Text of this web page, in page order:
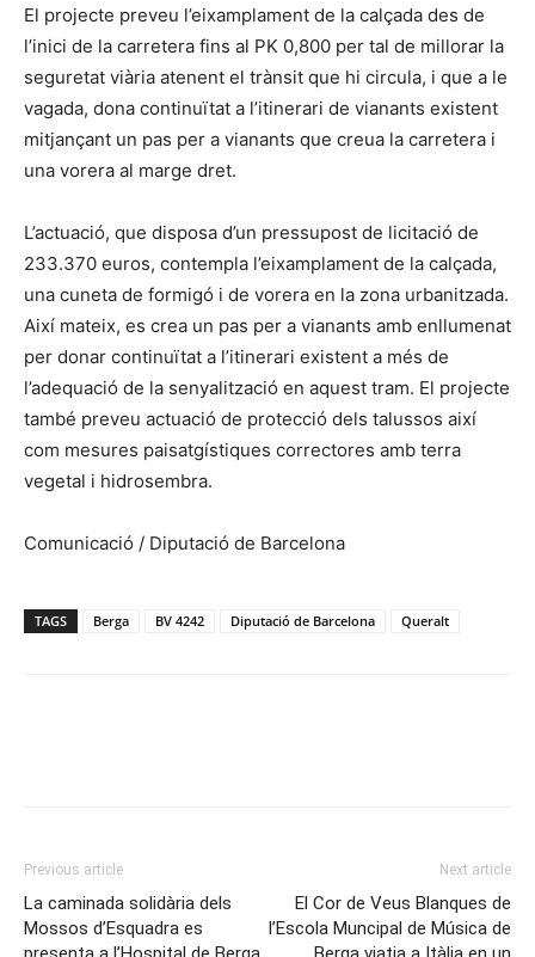
El projecte preveu l’eixamplament de la calçada des de
l’inici de la carretera fins al PK 0,800 per tal de millorar la
seguretat viària atenent el trànsit que hi circula, i que a le
vagada, dona continuïtat a l’itinerari de vianants existent
mitjançant un pas per a vianants que creua la carretera i
una vorera al marge dret.
L’actuació, que disposa d’un pressupost de licitació de
233.370 euros, contempla l’eixamplament de la calçada,
una cuneta de formigó i de vorera en la zona urbanitzada.
Així mateix, es crea un pas per a vianants amb enllumenat
per donar continuïtat a l’itinerari existent a més de
l’adequació de la senyalització en aquest tram. El projecte
també preveu actuació de protecció dels talussos així
com mesures paisatgístiques correctores amb terra
vegetal i hidrosembra.
Comunicació / Diputació de Barcelona
TAGS Berga BV 4242 Diputació de Barcelona Queralt
Previous article
La caminada solidària dels
Mossos d’Esquadra es
Next article
El Cor de Veus Blanques de
l’Escola Muncipal de Música de